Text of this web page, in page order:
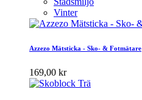
Vinter
Azzezo Mätsticka - Sko- & Fotmätare
169,00 kr